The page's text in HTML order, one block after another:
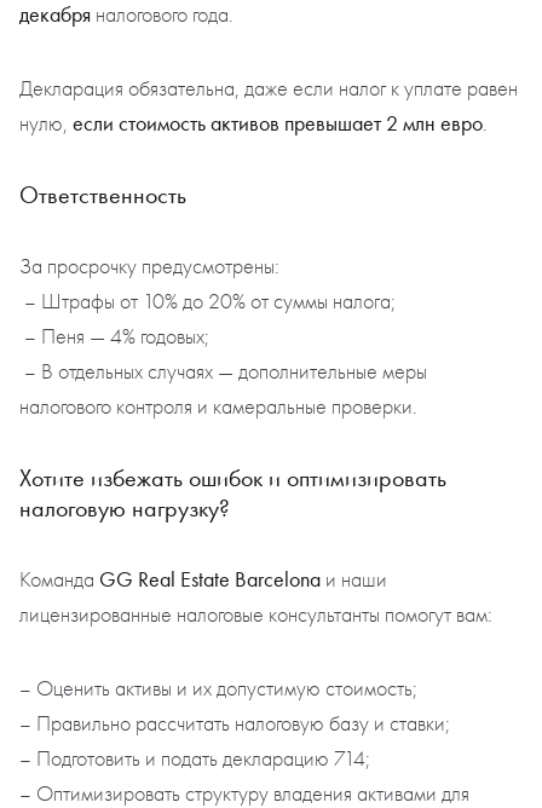
декабря налогового года.
Декларация обязательна, даже если налог к уплате равен
нулю, если стоимость активов превышает 2 млн евро.
Ответственность
За просрочку предусмотрены:
– Штрафы от 10% до 20% от суммы налога;
– Пеня — 4% годовых;
– В отдельных случаях — дополнительные меры
налогового контроля и камеральные проверки.
Хотите избежать ошибок и оптимизировать
налоговую нагрузку?
Команда GG Real Estate Barcelona и наши
лицензированные налоговые консультанты помогут вам:
– Оценить активы и их допустимую стоимость;
– Правильно рассчитать налоговую базу и ставки;
– Подготовить и подать декларацию 714;
– Оптимизировать структуру владения активами для